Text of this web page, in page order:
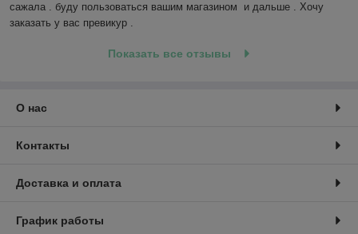
сажала . буду пользоваться вашим магазином  и дальше . Хочу
заказать у вас превикур .
Показать все отзывы
О нас
Контакты
Доставка и оплата
График работы